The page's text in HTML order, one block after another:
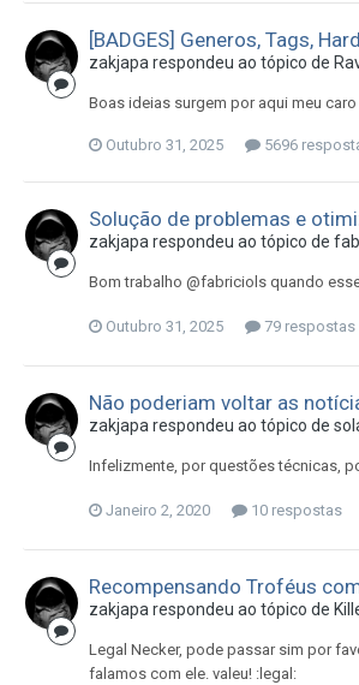
[BADGES] Generos, Tags,
zakjapa respondeu ao tópico de
Boas ideias surgem por aqui meu
Outubro 31, 2025 5696
Solução de problemas e
zakjapa respondeu ao tópico de
Bom trabalho @fabriciols quando
Outubro 31, 2025 79 respostas
Não poderiam voltar as
zakjapa respondeu ao tópico de
Infelizmente, por questões técnicas,
Janeiro 2, 2020 10 respostas
Recompensando Troféus
zakjapa respondeu ao tópico de
Legal Necker, pode passar sim por
falamos com ele. valeu! :legal: